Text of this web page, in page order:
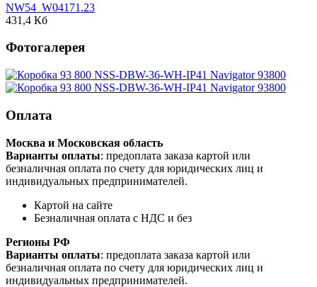
NW54_W04171.23
431,4 Кб
Фотогалерея
Оплата
Москва и Московская область
Варианты оплаты: предоплата заказа картой или
безналичная оплата по счету для юридических лиц и
индивидуальных предпринимателей.
Картой на сайте
Безналичная оплата с НДС и без
Регионы РФ
Варианты оплаты: предоплата заказа картой или
безналичная оплата по счету для юридических лиц и
индивидуальных предпринимателей.